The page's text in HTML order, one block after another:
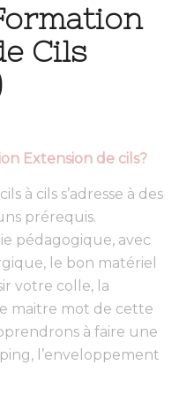
Cils
Extension de cils?
à cils s’adresse à des
prérequis.
pédagogique, avec
le bon matériel
votre colle, la
maitre mot de cette
à faire une
l’enveloppement